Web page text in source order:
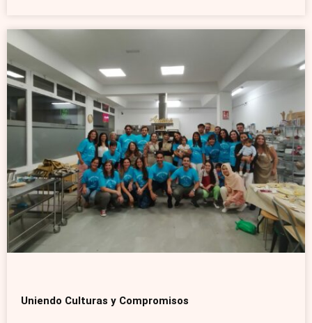
Uniendo Culturas y Compromisos